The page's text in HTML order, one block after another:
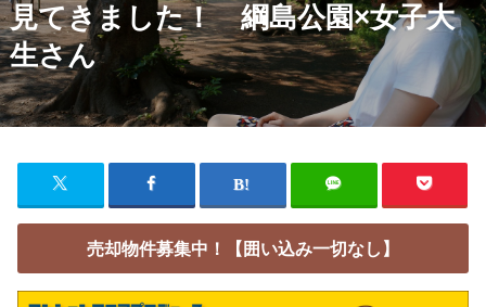
見てきました！ 綱島公園×女子大
生さん
売却物件募集中！【囲い込み一切なし】